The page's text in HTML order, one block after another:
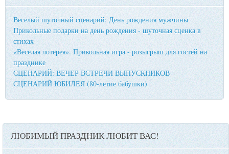
Веселый шуточный сценарий: День рождения мужчины
Прикольные подарки на день рождения - шуточная сценка в
стихах
«Веселая лотерея». Прикольная игра - розыгрыш для гостей на
празднике
СЦЕНАРИЙ: ВЕЧЕР ВСТРЕЧИ ВЫПУСКНИКОВ
СЦЕНАРИЙ ЮБИЛЕЯ (80-летие бабушки)
ЛЮБИМЫЙ ПРАЗДНИК ЛЮБИТ ВАС!